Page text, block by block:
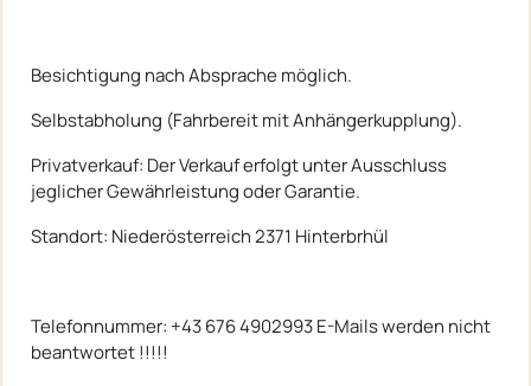
Besichtigung nach Absprache möglich.
Selbstabholung (Fahrbereit mit Anhängerkupplung).
Privatverkauf: Der Verkauf erfolgt unter Ausschluss
jeglicher Gewährleistung oder Garantie.
Standort: Niederösterreich 2371 Hinterbrhül
Telefonnummer: +43 676 4902993 E-Mails werden nicht
beantwortet !!!!!